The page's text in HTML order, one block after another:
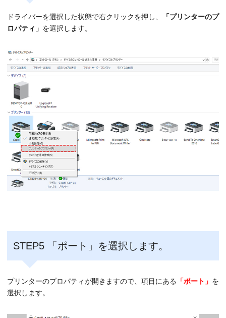
ドライバーを選択した状態で右クリックを押し、
「プリンターのプ
ロパティ」 を選択します。
STEP5 「ポート」を選択します。
プリンターのプロパティが開きますので、項目にある 「ポート」 を
選択します。